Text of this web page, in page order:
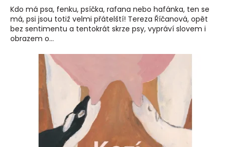
Kdo má psa, fenku, psíčka, rafana nebo hafánka, ten se
má, psi jsou totiž velmi přátelští! Tereza Říčanová, opět
bez sentimentu a tentokrát skrze psy, vypráví slovem i
obrazem o...